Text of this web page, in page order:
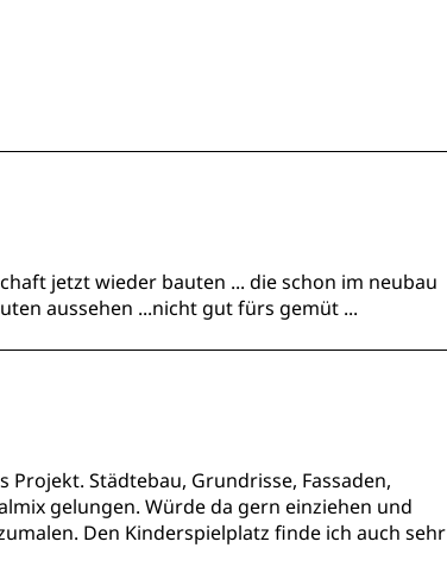
jetzt wieder bauten ... die schon im neubau
aussehen ...nicht gut fürs gemüt ...
Städtebau, Grundrisse, Fassaden,
gelungen. Würde da gern einziehen und
Den Kinderspielplatz finde ich auch sehr